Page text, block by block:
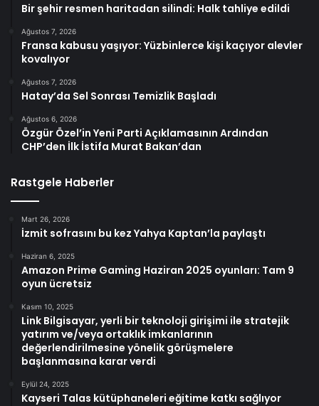
Bir şehir resmen haritadan silindi: Halk tahliye edildi
Ağustos 7, 2026
Fransa kabusu yaşıyor: Yüzbinlerce kişi kaçıyor alevler
kovalıyor
Ağustos 7, 2026
Hatay’da Sel Sonrası Temizlik Başladı
Ağustos 6, 2026
Özgür Özel’in Yeni Parti Açıklamasının Ardından
CHP’den İlk İstifa Murat Bakan’dan
Rastgele Haberler
Mart 26, 2026
İzmit sofrasını bu kez Yahya Kaptan’la paylaştı
Haziran 6, 2025
Amazon Prime Gaming Haziran 2025 oyunları: Tam 9
oyun ücretsiz
Kasım 10, 2025
Link Bilgisayar, yerli bir teknoloji girişimi ile stratejik
yatırım ve/veya ortaklık imkanlarının
değerlendirilmesine yönelik görüşmelere
başlanmasına karar verdi
Eylül 24, 2025
Kayseri Talas kütüphaneleri eğitime katkı sağlıyor